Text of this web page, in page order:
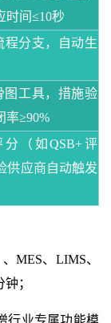
时间≤10秒
程分支，自动生
图工具，措施验
率≥90%
分（如QSB+评
供应商自动触发
MES、LIMS、
；
行业专属功能模